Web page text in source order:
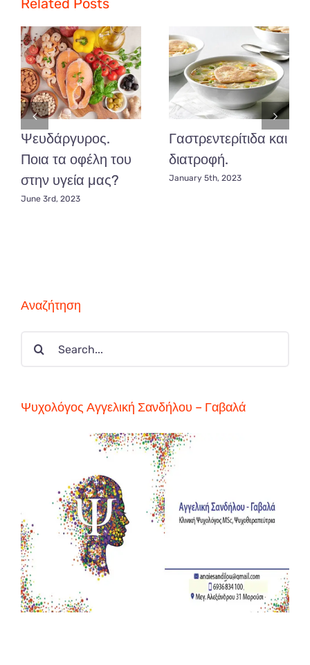
στη
διατροφή
σας.
Related Posts
Ψευδάργυρος.
Ποια τα οφέλη του
στην υγεία μας?
June 3rd, 2023
Γαστρεντερίτιδα και
διατροφή.
January 5th, 2023
Αναζήτηση
Search
Ψυχολόγος Αγγελική Σανδήλου – Γαβαλά